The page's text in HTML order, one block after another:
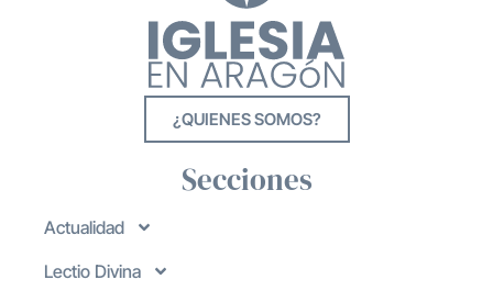
¿QUIENES SOMOS?
Secciones
Actualidad
Lectio Divina